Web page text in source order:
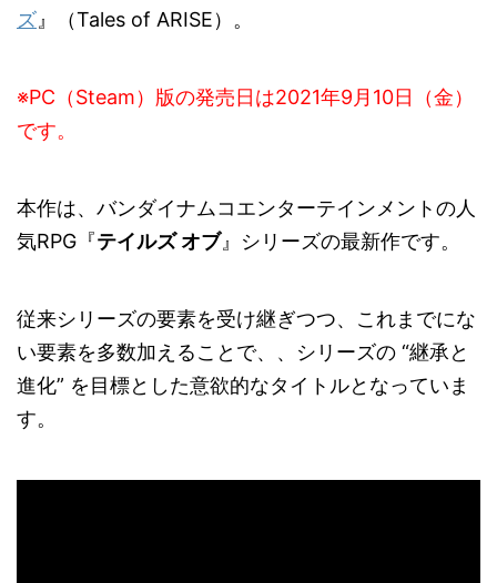
ズ』（Tales of ARISE）。
※PC（Steam）版の発売日は2021年9月10日（金）
です。
本作は、バンダイナムコエンターテインメントの人
気RPG『テイルズ オブ』シリーズの最新作です。
従来シリーズの要素を受け継ぎつつ、これまでにな
い要素を多数加えることで、、シリーズの “継承と
進化” を目標とした意欲的なタイトルとなっていま
す。